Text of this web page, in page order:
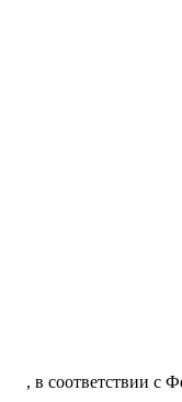
, в соответствии с